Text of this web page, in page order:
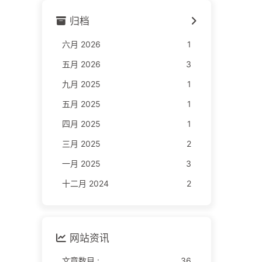
归档
六月 2026
1
五月 2026
3
九月 2025
1
五月 2025
1
四月 2025
1
三月 2025
2
一月 2025
3
十二月 2024
2
网站资讯